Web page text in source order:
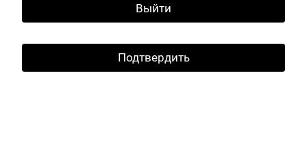
Выйти
Подтвердить